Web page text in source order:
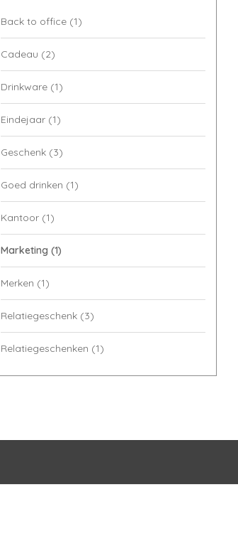
Back to office (1)
Cadeau (2)
Drinkware (1)
Eindejaar (1)
Geschenk (3)
Goed drinken (1)
Kantoor (1)
Marketing (1)
Merken (1)
Relatiegeschenk (3)
Relatiegeschenken (1)